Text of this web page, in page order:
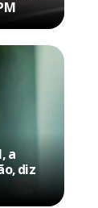
a
diz